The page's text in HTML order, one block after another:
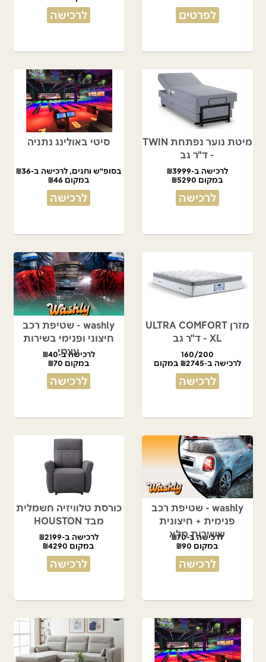
לפרטים לרכישה
מיטת נוער נפתחת TWIN
- ד"ר גב
לרכישה ב-₪3999
במקום ₪5290
לרכישה
סיטי באולינג נתניה
בסופ"ש וחגים, לרכישה ב-₪36
במקום ₪46
לרכישה
מזרן ULTRA COMFORT
XL - ד"ר גב
160/200
לרכישה ב-₪2745 במקום
₪5490
לרכישה
washly - שטיפת רכב
חיצוני ופנימי בשירות
עצמי
לרכישה ב-₪40
במקום ₪70
לרכישה
washly - שטיפת רכב
פנימית + חיצונית
ששירות מלא
לרכישה ב-₪70
במקום ₪90
לרכישה
כורסת טלוויזיה חשמלית
מבד HOUSTON
לרכישה ב-₪2199
במקום ₪4290
לרכישה